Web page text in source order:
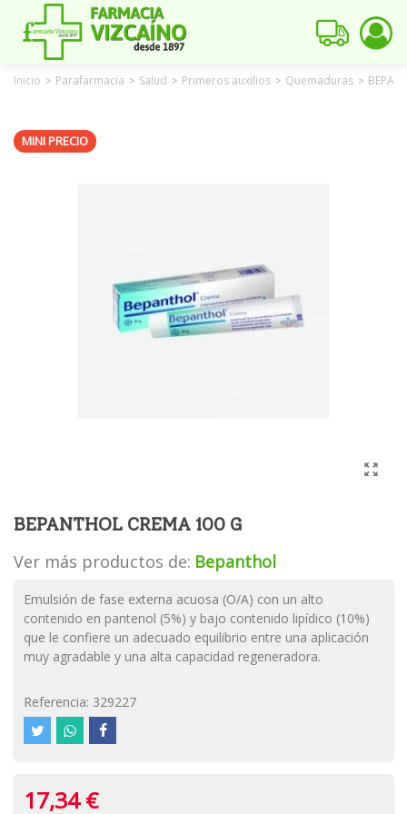
Inicio > Parafarmacia > Salud > Primeros auxilios > Quemaduras >
MINI PRECIO
BEPANTHOL CREMA 100 G
Ver más productos de: Bepanthol
Emulsión de fase externa acuosa (O/A) con un alto
contenido en pantenol (5%) y bajo contenido lipídico (10%)
que le confiere un adecuado equilibrio entre una aplicación
muy agradable y una alta capacidad regeneradora.
Referencia: 329227
17,34 €